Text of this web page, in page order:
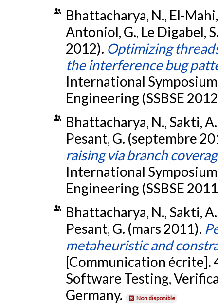
Bhattacharya, N., El-
Antoniol, G., Le Digabel,
2012). Optimizing
the interference bug
International
Engineering (SSBSE
Bhattacharya, N., Sakti,
Pesant, G. (septembre
raising via branch
International
Engineering (SSBSE
Bhattacharya, N., Sakti,
Pesant, G. (mars 2011).
metaheuristic and
[Communication
Software Testing,
Germany.
Non disponible